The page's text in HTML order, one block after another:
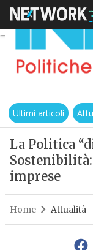
Ultimi articoli
La Politica
Sostenibilità:
imprese
Home Attualità